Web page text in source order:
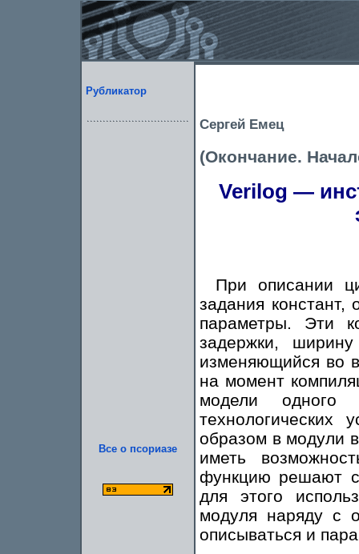
Рубликатор
Все о псориазе
Сергей Емец
(Окончание.
Verilog —
При описании
задания
параметры. Эти
задержки,
изменяющийся во
на момент
модели
технологических
образом в модули
иметь
функцию решают
для этого
модуля наряду с
описываться и